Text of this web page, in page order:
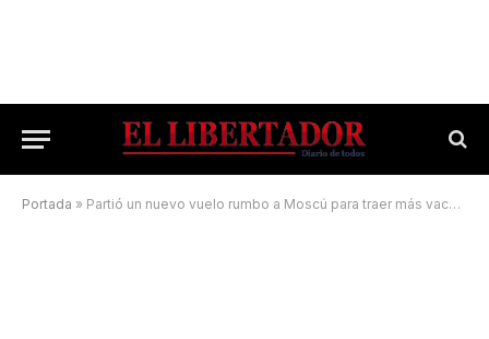
Portada » Partió un nuevo vuelo rumbo a Moscú para traer más vacunas